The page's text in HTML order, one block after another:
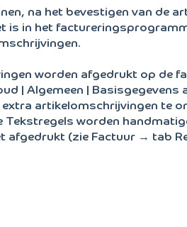
na het bevestigen van de
is in het
worden afgedrukt op de
| Algemeen |
artikelomschrijvingen te
Tekstregels worden
afgedrukt (zie Factuur → tab